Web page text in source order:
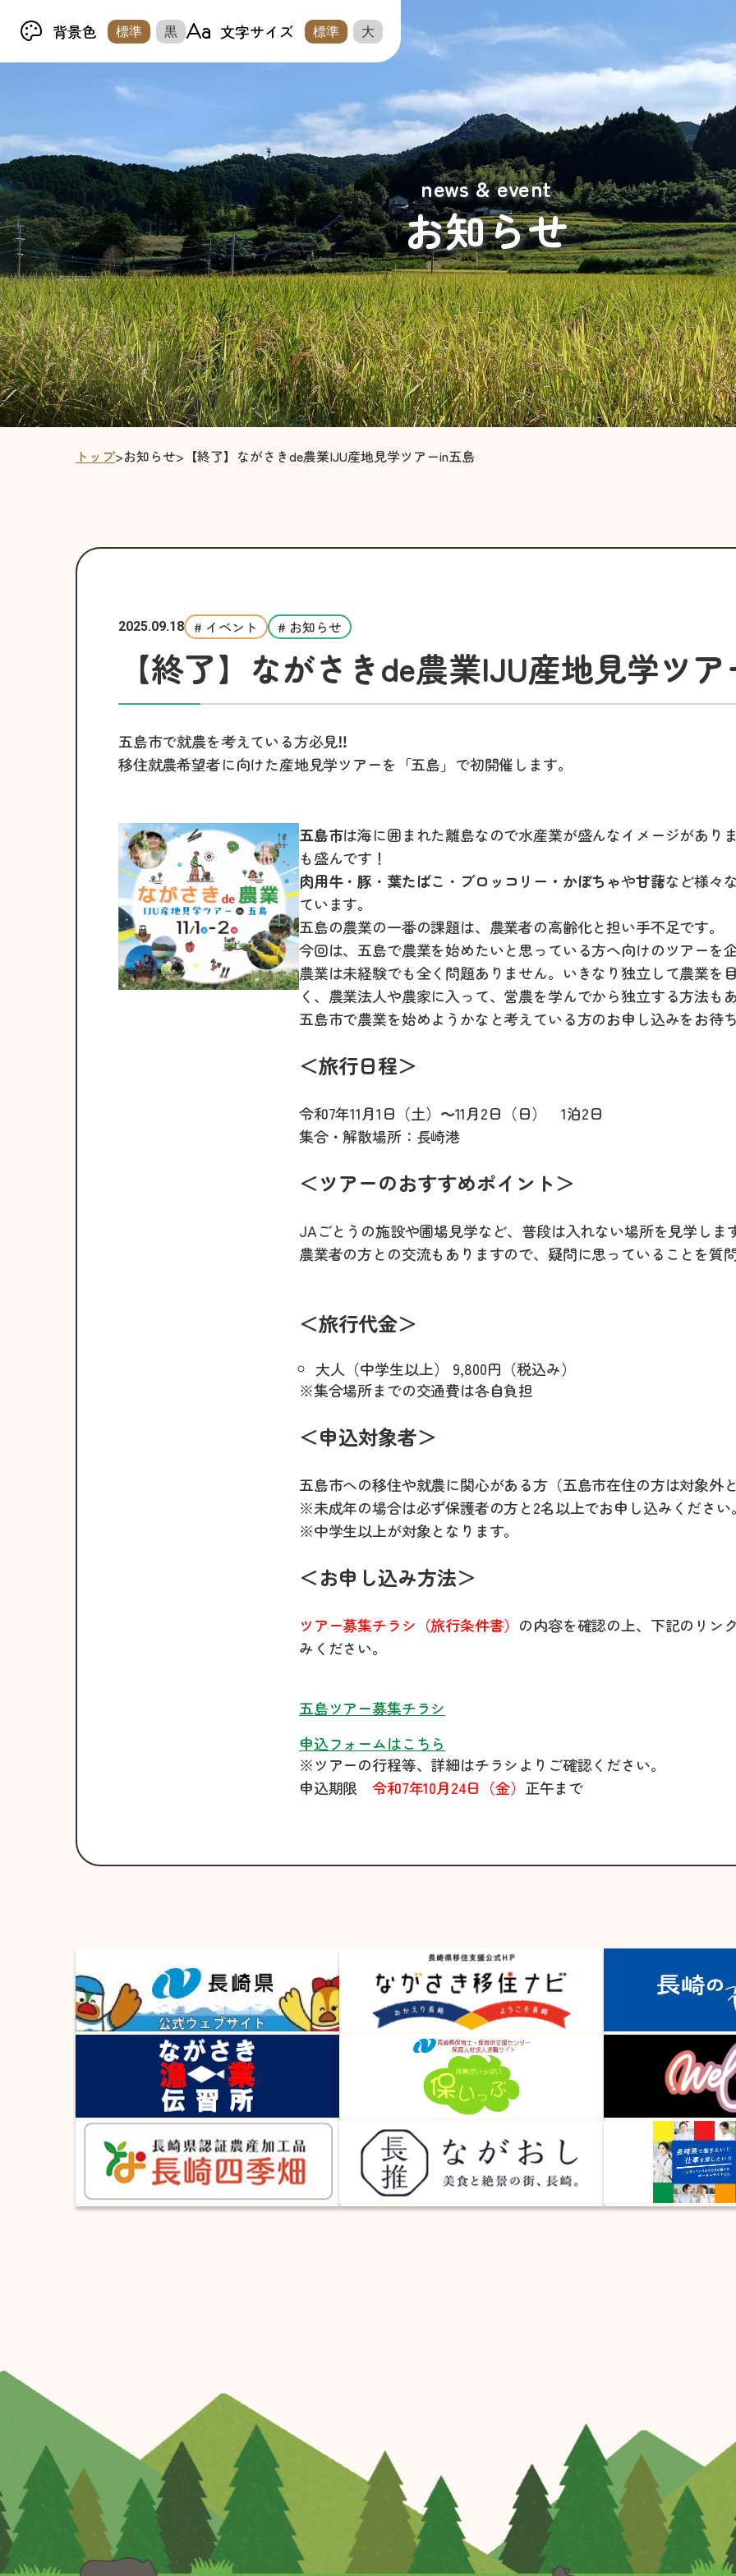
背景色 標準 黒 文字サイズ 標準 大
news & event
お知らせ
トップ>お知らせ> 【終了】ながさきde農業IJU産地見学ツアーin五島
2025.09.18 # イベント # お知らせ
【終了】ながさきde農業IJU産地見学ツ
五島市で就農を考えている方必見‼
移住就農希望者に向けた産地見学ツアーを「五島」で初開催します。
五島市は海に囲まれた離島なので水産業が盛んなイメージがあり
も盛んです！
肉用牛・豚 ・ 葉たばこ ・ ブロッコリー・かぼちゃや甘藷など様々
ています。
五島の農業の一番の課題は、農業者の高齢化と担い手不足です。
今回は、五島で農業を始めたいと思っている方へ向けのツアーを
農業は未経験でも全く問題ありません。いきなり独立して農業を
く、農業法人や農家に入って、営農を学んでから独立する方法もあ
五島市で農業を始めようかなと考えている方のお申し込みをお待
＜旅行日程＞
令和7年11月1日（土）～11月2日（日） 1泊2日
集合・解散場所：長崎港
＜ツアーのおすすめポイント＞
JAごとうの施設や圃場見学など、普段は入れない場所を見学しま
農業者の方との交流もありますので、疑問に思っていることを質
＜旅行代金＞
大人（中学生以上） 9,800円（税込み）
※集合場所までの交通費は各自負担
＜申込対象者＞
五島市への移住や就農に関心がある方（五島市在住の方は対象外と
※未成年の場合は必ず保護者の方と2名以上でお申し込みください。
※中学生以上が対象となります。
＜お申し込み方法＞
ツアー募集チラシ（旅行条件書） の内容を確認の上、下記のリン
みください。
五島ツアー募集チラシ
申込フォームはこちら
※ツアーの行程等、詳細はチラシよりご確認ください。
申込期限令和7年10月24日（金） 正午まで